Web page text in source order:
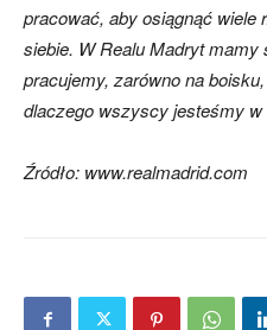
pracować, aby osiągnąć wiele
siebie. W Realu Madryt mamy
pracujemy, zarówno na
dlaczego wszyscy jesteśmy w
Źródło: www.realmadrid.com